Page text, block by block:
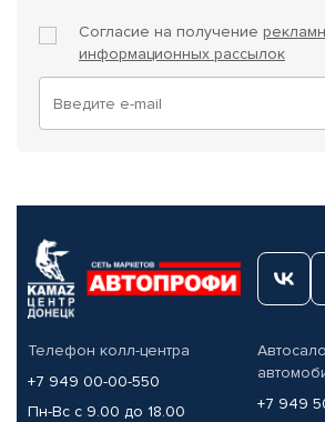
Согласие на получение
информационных рассылок
Телефон колл-центра
+7 949 00-00-550
Пн-Вс с 9.00 до 18.00
+7 949